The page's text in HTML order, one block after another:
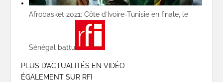
Afrobasket 2021: Côte d’Ivoire-Tunisie en finale, le
Sénégal battu
PLUS D’ACTUALITÉS EN VIDÉO
ÉGALEMENT SUR RFI